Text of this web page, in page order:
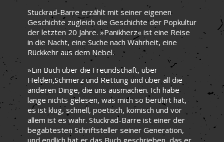
Stuckrad-Barre erzählt mit seiner eigenen
Geschichte zugleich die Geschichte der Popkultur
der letzten 20 Jahre. »Panikherz« ist eine Reise
in die Nacht, eine Suche nach Wahrheit, eine
Rückkehr aus dem Nebel.
»Ein Buch über die Freundschaft, über
Helden,Schmerz und Rettung und über all die
anderen Dinge, die uns ausmachen. Ich habe
lange nichts gelesen, was mich so berührt hat,
es ist klug, schnell, poetisch, komisch und vor
allem ist es wahr. Stuckrad-Barre ist einer der
begabtesten Schriftsteller seiner Generation,
und endlich hat er das Buch geschrieben, das er